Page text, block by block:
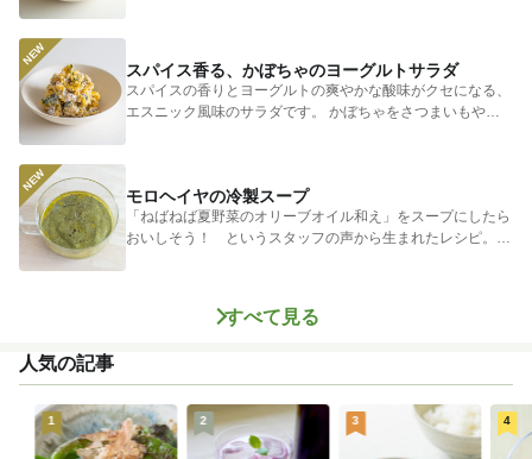
スパイス香る、かぼちゃのヨーグルトサラダ
スパイスの香りとヨーグルトの爽やかな酸味がクセになる、
エスニック風味のサラダです。 かぼちゃをさつまいもやじ
モロヘイヤの冷製スープ
「ねばねば夏野菜のオリーブオイル和え」をスープにしたら
おいしそう！ というスタッフの声から生まれたレシピ。つ
すべて見る
人気の記事
1 2 3 4